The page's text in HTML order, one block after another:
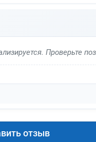
Проверьте
отзыв